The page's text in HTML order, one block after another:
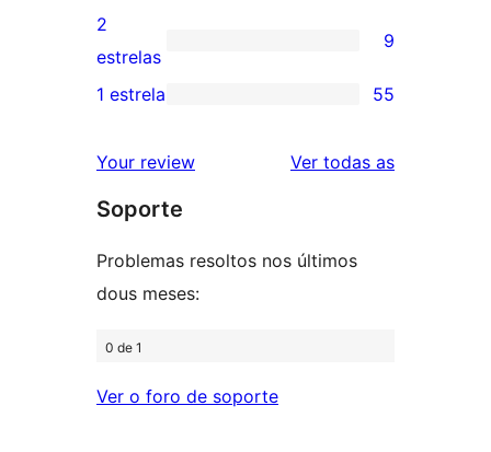
4
estrelas
valoracións
de
3
9
valoracións
2
2
estrelas
9
55
de
1
1 estrela 55
Your review Ver todas asvaloracións
Soporte
Problemas resoltos nos últimos
dous meses:
0 de 1
Ver o foro de soporte